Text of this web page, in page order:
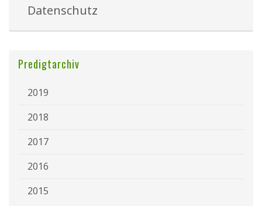
Datenschutz
Predigtarchiv
2019
2018
2017
2016
2015